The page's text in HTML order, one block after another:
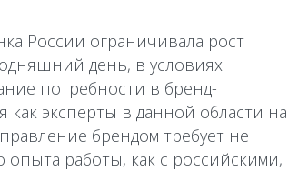
России ограничивала рост
день, в условиях
потребности в бренд-
эксперты в данной области на
брендом требует не
работы, как с российскими,